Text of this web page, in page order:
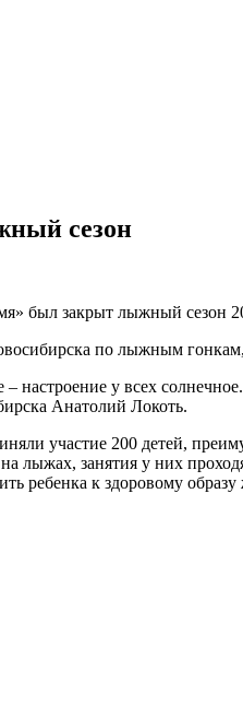
сезон
был закрыт лыжный сезон
по лыжным
– настроение у всех
Анатолий Локоть.
участие 200 детей,
лыжах, занятия у них
ребенка к здоровому